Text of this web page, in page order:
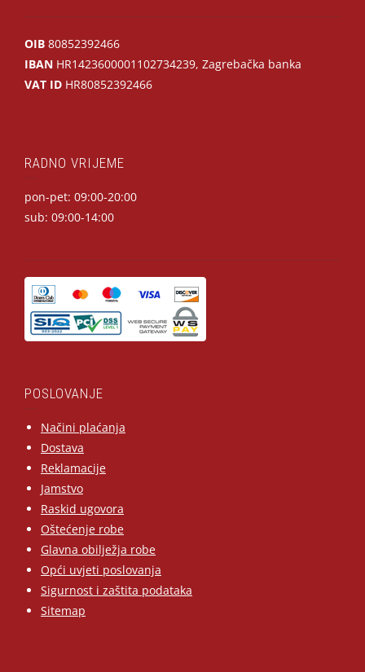
OIB 80852392466
IBAN HR1423600001102734239, Zagrebačka banka
VAT ID HR80852392466
RADNO VRIJEME
pon-pet: 09:00-20:00
sub: 09:00-14:00
POSLOVANJE
Načini plaćanja
Dostava
Reklamacije
Jamstvo
Raskid ugovora
Oštećenje robe
Glavna obilježja robe
Opći uvjeti poslovanja
Sigurnost i zaštita podataka
Sitemap